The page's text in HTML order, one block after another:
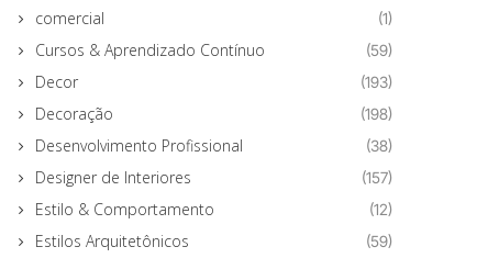
comercial (1)
Cursos & Aprendizado Contínuo (59)
Decor (193)
Decoração (198)
Desenvolvimento Profissional (38)
Designer de Interiores (157)
Estilo & Comportamento (12)
Estilos Arquitetônicos (59)